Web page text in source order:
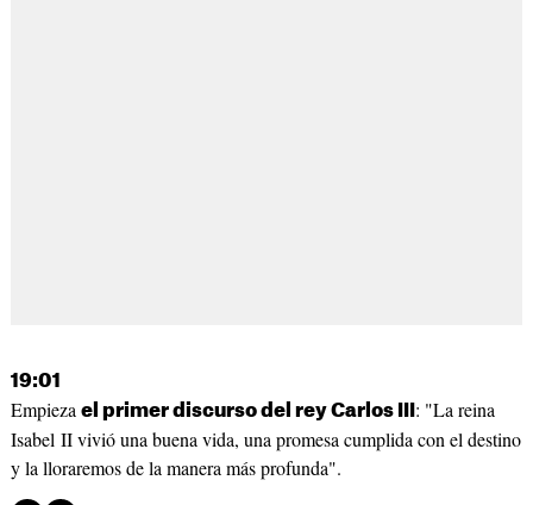
19:01
Empieza el primer discurso del rey Carlos III : "La reina
Isabel II vivió una buena vida, una promesa cumplida con el destino
y la lloraremos de la manera más profunda".